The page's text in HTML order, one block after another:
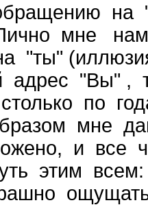
на
мне
"ты"
адрес "Вы" ,
по
мне
и все
этим